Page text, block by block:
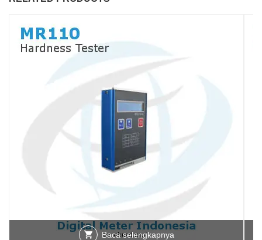
Baca selengkapnya